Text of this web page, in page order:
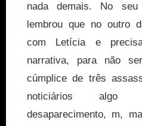
nada demais. No
lembrou que no outro
com Letícia e
narrativa, para não
cúmplice de três
noticiários algo
desaparecimento, m,